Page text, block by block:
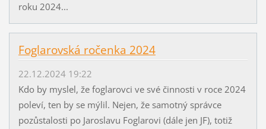
roku 2024...
Foglarovská ročenka 2024
22.12.2024 19:22
Kdo by myslel, že foglarovci ve své činnosti v roce 2024
poleví, ten by se mýlil. Nejen, že samotný správce
pozůstalosti po Jaroslavu Foglarovi (dále jen JF), totiž